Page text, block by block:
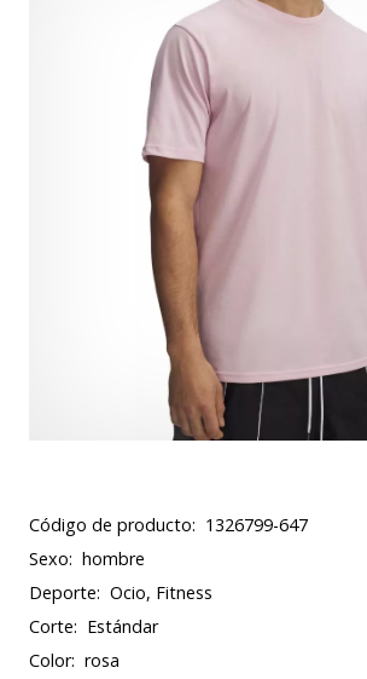
Código de producto: 1326799-647
Sexo: hombre
Deporte: Ocio, Fitness
Corte: Estándar
Color: rosa